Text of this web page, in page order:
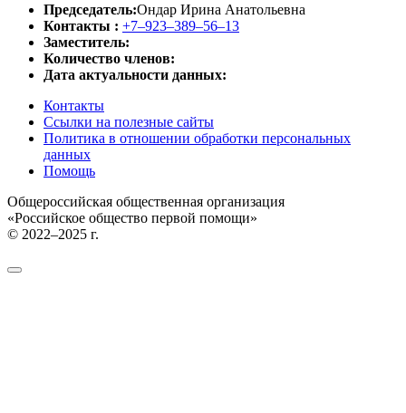
Председатель:Ондар Ирина Анатольевна
Контакты : +7‒923‒389‒56‒13
Заместитель:
Количество членов:
Дата актуальности данных:
Контакты
Ссылки на полезные сайты
Политика в отношении обработки персональных
данных
Помощь
Общероссийская общественная организация
«Российское общество первой помощи»
© 2022–2025 г.